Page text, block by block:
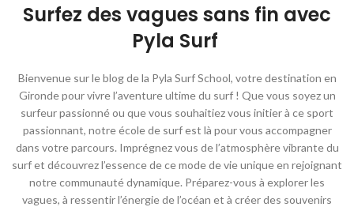
Surfez des vagues sans fin avec
Pyla Surf
Bienvenue sur le blog de la Pyla Surf School, votre destination en
Gironde pour vivre l’aventure ultime du surf ! Que vous soyez un
surfeur passionné ou que vous souhaitiez vous initier à ce sport
passionnant, notre école de surf est là pour vous accompagner
dans votre parcours. Imprégnez vous de l’atmosphère vibrante du
surf et découvrez l’essence de ce mode de vie unique en rejoignant
notre communauté dynamique. Préparez-vous à explorer les
vagues, à ressentir l’énergie de l’océan et à créer des souvenirs